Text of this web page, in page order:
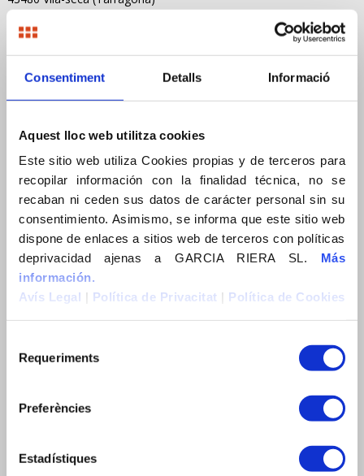
Consentiment Detalls Informació
Aquest lloc web utilitza cookies
Este sitio web utiliza Cookies propias y de terceros para
recopilar información con la finalidad técnica, no se
recaban ni ceden sus datos de carácter personal sin su
consentimiento. Asimismo, se informa que este sitio web
dispone de enlaces a sitios web de terceros con políticas
deprivacidad ajenas a GARCIA RIERA SL. Más
información.
Avís Legal | Política de Privacitat | Política de Cookies
Requeriments
Preferències
Estadístiques
Tel. 977391402
Mòbil. 650975609
Fax. 977390614
e-mail: info@garciariera.es
C. Vallespir, 19, planta 1
Tel. +34 938 32 52 56
e-mail: info@garciariera.es
Company